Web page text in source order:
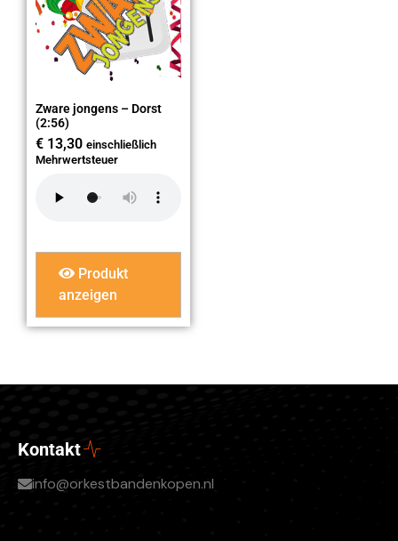
Zware jongens – Dorst
(2:56)
€ 13,30 einschließlich
Mehrwertsteuer
Produkt
anzeigen
Kontakt
info@orkestbandenkopen.nl